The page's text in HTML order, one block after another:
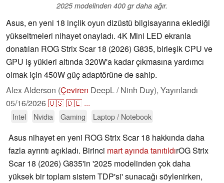
2025 modelinden 400 gr daha ağır.
Asus, en yeni 18 inçlik oyun dizüstü bilgisayarına eklediği
yükseltmeleri nihayet onayladı. 4K Mini LED ekranla
donatılan ROG Strix Scar 18 (2026) G835, birleşik CPU ve
GPU iş yükleri altında 320W'a kadar çıkmasına yardımcı
olmak için 450W güç adaptörüne de sahip.
Alex Alderson (Çeviren DeepL / Ninh Duy), Yayınlandı
05/16/2026🇺🇸🇩🇪 ...
Intel Nvidia Gaming Laptop / Notebook
Asus nihayet en yeni ROG Strix Scar 18 hakkında daha
fazla ayrıntı açıkladı. Birinci mart ayında tanıtıldırOG Strix
Scar 18 (2026) G835'in '2025 modelinden çok daha
yüksek bir toplam sistem TDP'si' sunacağı söylenirken,